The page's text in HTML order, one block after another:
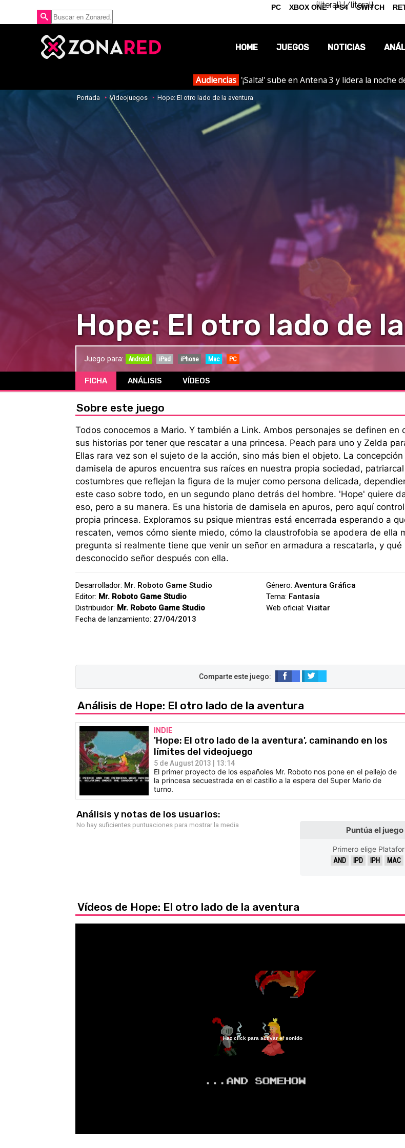
{literal}{/literal}
HOME JUEGOS NOTICIAS
OPINIÓN
Audiencias '¡Salta!' sube en Antena 3 y lidera la noche
Portada Videojuegos Hope: El otro lado de la aventura
Hope: El otro lado de
Juego para: Android iPad iPhone Mac PC
FICHA ANÁLISIS VÍDEOS
Sobre este juego
Todos conocemos a Mario. Y también a Link. Ambos personajes se definen en
sus historias por tener que rescatar a una princesa. Peach para uno y Zelda
Ellas rara vez son el sujeto de la acción, sino más bien el objeto. La concepción
damisela de apuros encuentra sus raíces en nuestra propia sociedad,
costumbres que reflejan la figura de la mujer como persona delicada,
este caso sobre todo, en un segundo plano detrás del hombre. 'Hope' quiere
eso, pero a su manera. Es una historia de damisela en apuros, pero aquí
propia princesa. Exploramos su psique mientras está encerrada esperando a
rescaten, vemos cómo siente miedo, cómo la claustrofobia se apodera de ella
pregunta si realmente tiene que venir un señor en armadura a rescatarla, y qué
desconocido señor después con ella.
Desarrollador: Mr. Roboto Game Studio
Editor: Mr. Roboto Game Studio
Distribuidor: Mr. Roboto Game Studio
Fecha de lanzamiento: 27/04/2013
Género:Aventura Gráfica
Tema: Fantasía
Web oficial:Visitar
Análisis de Hope: El otro lado de la aventura
INDIE
'Hope: El otro lado de la aventura', caminando en los
límites del videojuego
5 de August 2013 | 13:14
El primer proyecto de los españoles Mr. Roboto nos pone en el pellejo de
la princesa secuestrada en el castillo a la espera del Super Mario de
turno.
Análisis y notas de los usuarios:
No hay suficientes puntuaciones para mostrar la media
Puntúa el juego
Primero elige
AND IPD IPH MAC
Vídeos de Hope: El otro lado de la aventura
Haz click para activar el sonido
PC XBOX ONE PS4 SWITCH